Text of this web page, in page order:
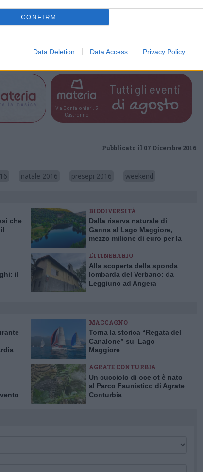
CONFIRM
Data Deletion Data Access Privacy Policy
fino a 10 anni
km 6 circa
e castagne
Via Confalonieri, 5
Castronno
Tutti gli eventi
di agosto
Pubblicato il 07 Dicembre 2016
natale 2016 presepi 2016 weekend
che
BIODIVERSITÀ
Dalla riserva naturale di
Ganna al Lago Maggiore,
mezzo milione di euro per la
il
L'ITINERARIO
Alla scoperta della sponda
lombarda del Verbano: da
Leggiuno ad Angera
MACCAGNO
Torna la storica “Regata del
Canalone” sul Lago
Maggiore
AGRATE CONTURBIA
Un cucciolo di ocelot è nato
al Parco Faunistico di Agrate
Conturbia